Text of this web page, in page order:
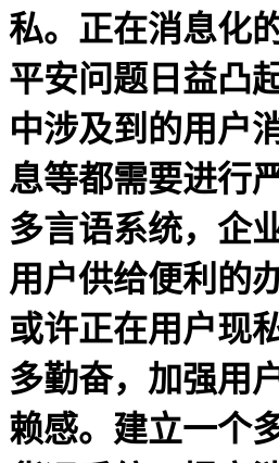
私。正在消息化
平安问题日益凸
中涉及到的用户
息等都需要进行
多言语系统，企
用户供给便利的
或许正在用户现
多勤奋，加强用
赖感。建立一个